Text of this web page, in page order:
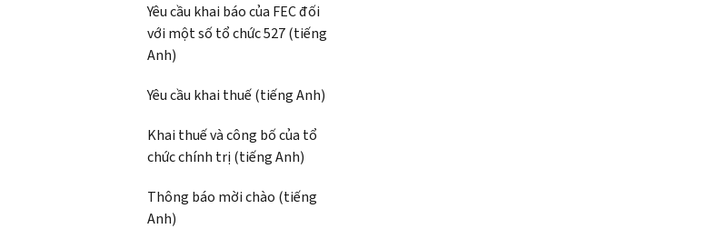
Yêu cầu khai báo của FEC đối
với một số tổ chức 527 (tiếng
Anh)
Yêu cầu khai thuế (tiếng Anh)
Khai thuế và công bố của tổ
chức chính trị (tiếng Anh)
Thông báo mời chào (tiếng
Anh)